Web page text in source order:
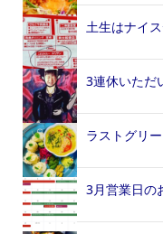
土生はナイ
3連休いただ
ラストグリ
3月営業日の